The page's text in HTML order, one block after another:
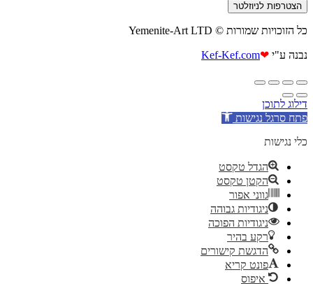
הצטרפות לניוזלטר
כל הזוכויות שמורות © Yemenite-Art LTD
נבנה ע"י ❤
Kef-Kef.com
דילוג לתוכן
פתח סרגל נגישות
כלי נגישות
הגדל טקסט
הקטן טקסט
גווני אפור
ניגודיות גבוהה
ניגודיות הפוכה
רקע בהיר
הדגשת קישורים
פונט קריא
איפוס